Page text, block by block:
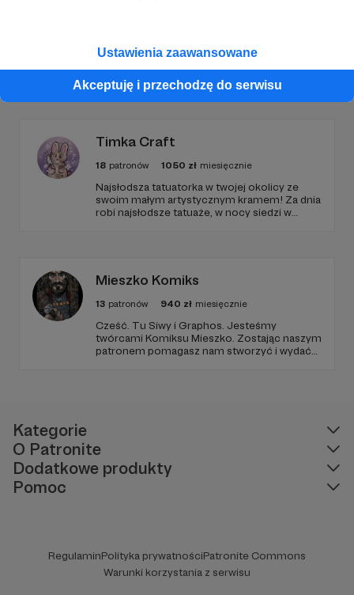
Ustawienia zaawansowane
Akceptuję i przechodzę do serwisu
Promowani autorzy
Timka Craft
18 patronów 1050 zł miesięcznie
Najsłodsza tatuatorka w twojej okolicy ze
swoim małym artystycznym kramem! Za dnia
robi najsłodsze tatuaże, w nocy siedzi w
Mieszko Komiks
13 patronów 940 zł miesięcznie
Cześć. Tu Siwy i Graphos. Jesteśmy
twórcami Komiksu Mieszko. Zostając naszym
patronem pomagasz nam stworzyć i wydać
Kategorie
O Patronite
Dodatkowe produkty
Pomoc
RegulaminPolityka prywatnościPatronite Commons
Warunki korzystania z serwisu